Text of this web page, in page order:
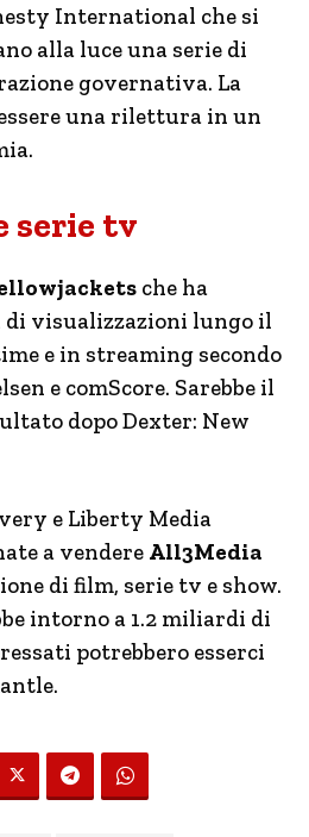
International che si
alla luce una serie di
governativa. La
una rilettura in un
serie tv
che ha
di visualizzazioni lungo il
e in streaming secondo
e comScore. Sarebbe il
dopo Dexter: New
e Liberty Media
a vendere All3Media
di film, serie tv e show.
intorno a 1.2 miliardi di
potrebbero esserci